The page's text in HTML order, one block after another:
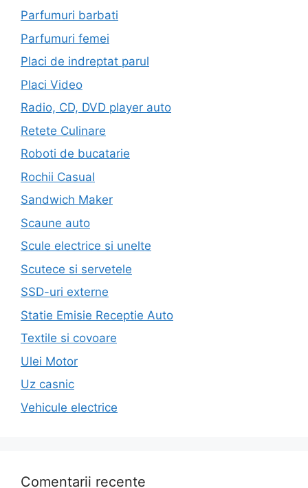
Parfumuri barbati
Parfumuri femei
Placi de indreptat parul
Placi Video
Radio, CD, DVD player auto
Retete Culinare
Roboti de bucatarie
Rochii Casual
Sandwich Maker
Scaune auto
Scule electrice si unelte
Scutece si servetele
SSD-uri externe
Statie Emisie Receptie Auto
Textile si covoare
Ulei Motor
Uz casnic
Vehicule electrice
Comentarii recente